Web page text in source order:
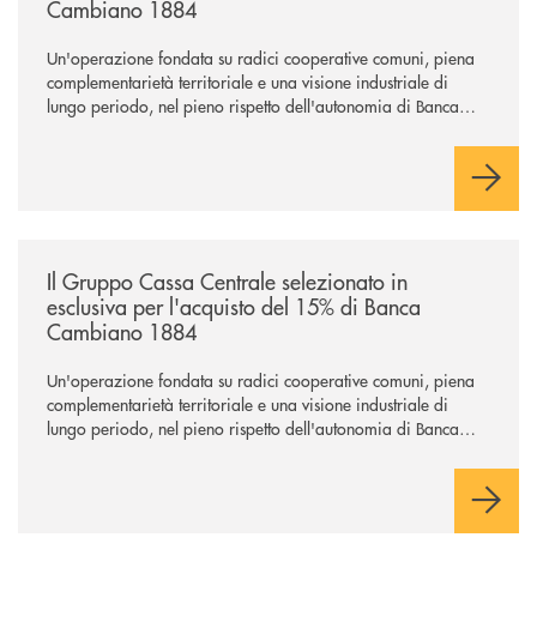
Cambiano 1884
Un'operazione fondata su radici cooperative comuni, piena
complementarietà territoriale e una visione industriale di
lungo periodo, nel pieno rispetto dell'autonomia di Banca
negoziazione esclusiva per la finalizzazione dell’operazione.
Il Gruppo Cassa Centrale selezionato in
esclusiva per l'acquisto del 15% di Banca
Cambiano 1884
Un'operazione fondata su radici cooperative comuni, piena
complementarietà territoriale e una visione industriale di
lungo periodo, nel pieno rispetto dell'autonomia di Banca
negoziazione esclusiva per la finalizzazione dell’operazione.